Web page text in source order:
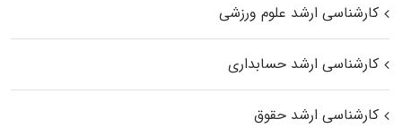
کارشناسی ارشد علوم ورزشی
کارشناسی ارشد حسابداری
کارشناسی ارشد حقوق